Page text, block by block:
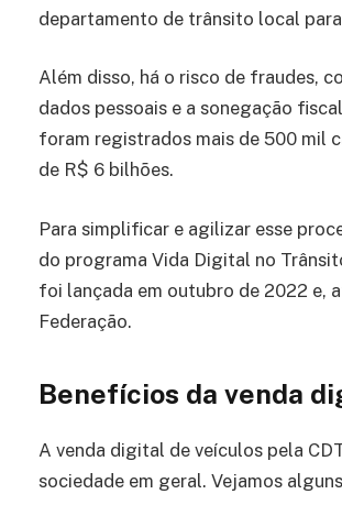
departamento de trânsito local
Além disso, há o risco de fraudes,
dados pessoais e a sonegação
foram registrados mais de 500 mil
de R$ 6 bilhões.
Para simplificar e agilizar esse
do programa Vida Digital no
foi lançada em outubro de 2022 e,
Federação.
Benefícios da venda
A venda digital de veículos pela
sociedade em geral. Vejamos